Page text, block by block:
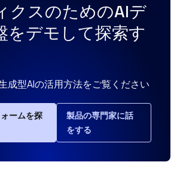
クスのためのAIデ
をデモして探索す
成型AIの活用方法をご覧ください
ームを探
製品の専門家に話
をする